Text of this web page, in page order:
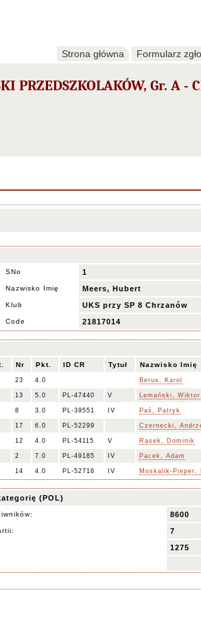
Strona główna Formularz
PRZEDSZKOLAKÓW, Gr. A -
SNo 1
Nazwisko Imię Meers, Hubert
Klub UKS przy SP 8 Chrzanów
Code 21817014
Nr Pkt. ID CR Tytuł Nazwisko Imię
23 4.0 Berus, Karol
13 5.0 PL-47440 V Lemański, Wiktor
8 3.0 PL-39551 IV Paś, Patryk
17 6.0 PL-52299 Czernecki,
12 4.0 PL-54115 V Rasek, Dominik
2 7.0 PL-49185 IV Pacek, Adam
14 4.0 PL-52716 IV Moskalik-Pieper,
(POL)
8600
7
1275